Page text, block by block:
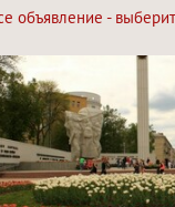
объявление -